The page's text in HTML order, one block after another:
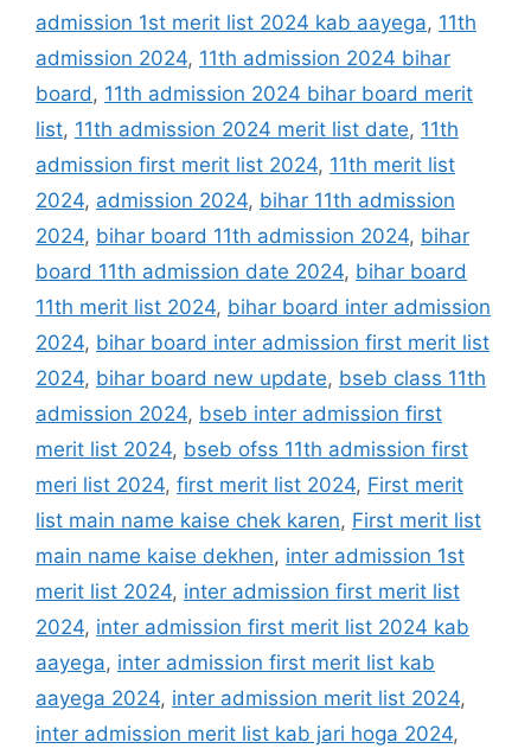
admission 1st merit list 2024 kab aayega, 11th
admission 2024, 11th admission 2024 bihar
board , 11th admission 2024 bihar board merit
list, 11th admission 2024 merit list date, 11th
admission first merit list 2024, 11th merit list
2024, admission 2024, bihar 11th admission
2024, bihar board 11th admission 2024, bihar
board 11th admission date 2024, bihar board
11th merit list 2024, bihar board inter admission
2024, bihar board inter admission first merit list
2024, bihar board new update, bseb class 11th
admission 2024, bseb inter admission first
merit list 2024, bseb ofss 11th admission first
meri list 2024, first merit list 2024, First merit
list main name kaise chek karen, First merit list
main name kaise dekhen, inter admission 1st
merit list 2024, inter admission first merit list
2024, inter admission first merit list 2024 kab
aayega, inter admission first merit list kab
aayega 2024, inter admission merit list 2024,
inter admission merit list kab jari hoga 2024,